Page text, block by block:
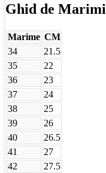
Ghid de Marimi
Marime CM
34
21.5
35
22
36
23
37
24
38
25
39
26
40
26.5
41
27
42
27.5